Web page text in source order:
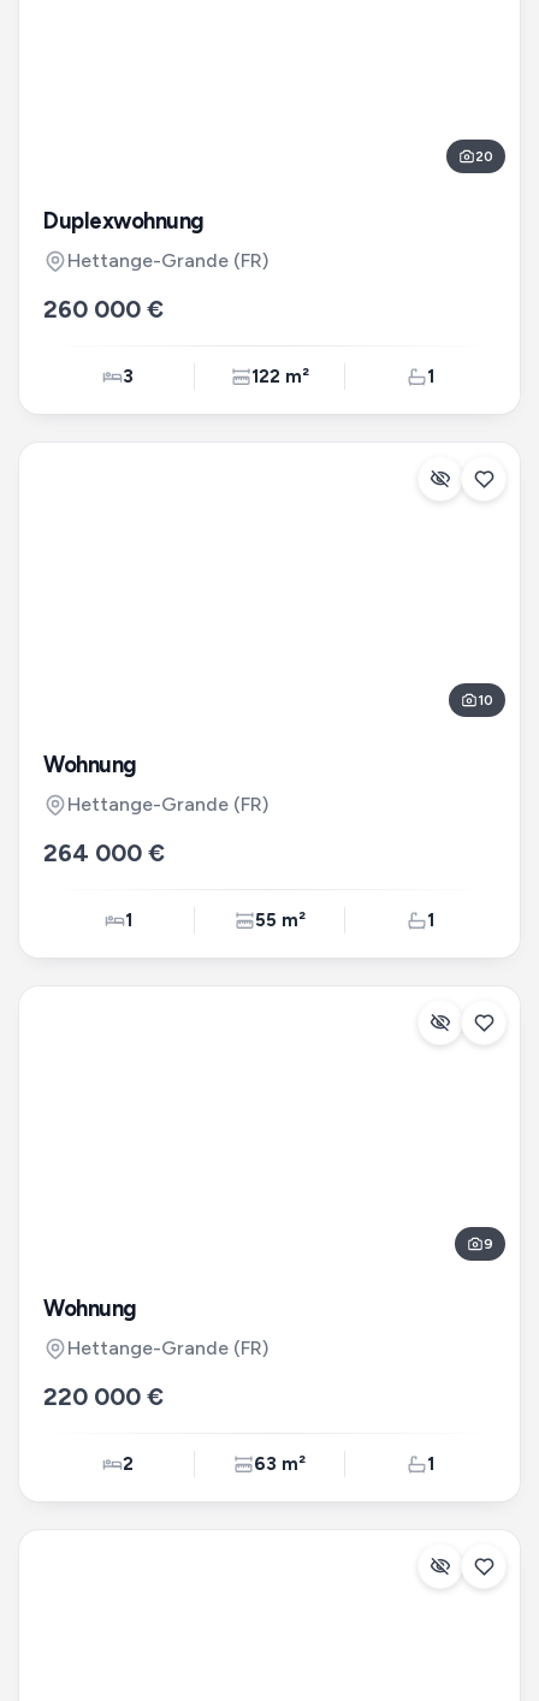
20
Duplexwohnung
Hettange-Grande (FR)
260 000 €
3 122 m² 1
10
Wohnung
Hettange-Grande (FR)
264 000 €
1 55 m² 1
9
Wohnung
Hettange-Grande (FR)
220 000 €
2 63 m² 1